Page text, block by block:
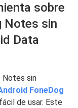
sobre
Notes sin
Data
Notes sin
FoneDog
de usar. Este